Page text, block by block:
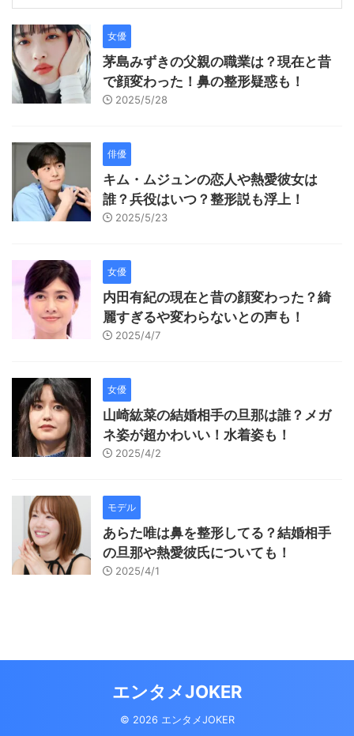
女優
茅島みずきの父親の職業は？現在と昔
で顔変わった！鼻の整形疑惑も！
2025/5/28
俳優
キム・ムジュンの恋人や熱愛彼女は
誰？兵役はいつ？整形説も浮上！
2025/5/23
女優
内田有紀の現在と昔の顔変わった？綺
麗すぎるや変わらないとの声も！
2025/4/7
女優
山崎紘菜の結婚相手の旦那は誰？メガ
ネ姿が超かわいい！水着姿も！
2025/4/2
モデル
あらた唯は鼻を整形してる？結婚相手
の旦那や熱愛彼氏についても！
2025/4/1
エンタメJOKER
© 2026 エンタメJOKER